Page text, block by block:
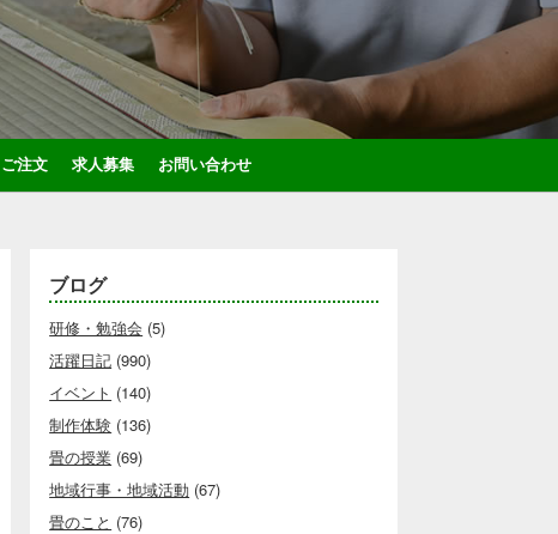
ご注文 求人募集 お問い合わせ
ブログ
研修・勉強会 (5)
活躍日記 (990)
イベント (140)
制作体験 (136)
畳の授業 (69)
地域行事・地域活動 (67)
畳のこと (76)